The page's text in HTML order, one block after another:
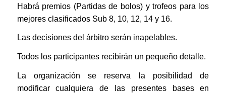
Habrá premios (Partidas de bolos) y trofeos para los
mejores clasificados Sub 8, 10, 12, 14 y 16.
Las decisiones del árbitro serán inapelables.
Todos los participantes recibirán un pequeño detalle.
La organización se reserva la posibilidad de
modificar cualquiera de las presentes bases en